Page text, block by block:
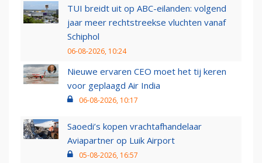
TUI breidt uit op ABC-eilanden: volgend
jaar meer rechtstreekse vluchten vanaf
Schiphol
06-08-2026, 10:24
Nieuwe ervaren CEO moet het tij keren
voor geplaagd Air India
06-08-2026, 10:17
Saoedi’s kopen vrachtafhandelaar
Aviapartner op Luik Airport
05-08-2026, 16:57